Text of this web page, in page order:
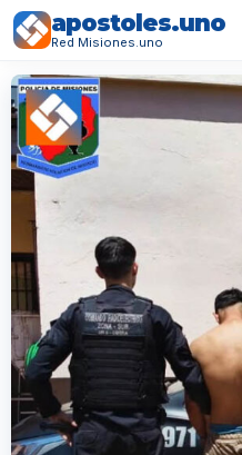
apostoles.uno
Red Misiones.uno